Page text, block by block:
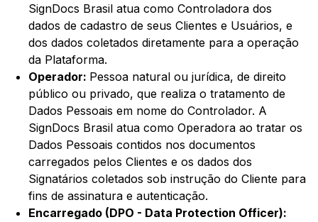
SignDocs Brasil atua como Controladora dos
dados de cadastro de seus Clientes e Usuários, e
dos dados coletados diretamente para a operação
da Plataforma.
Operador: Pessoa natural ou jurídica, de direito
público ou privado, que realiza o tratamento de
Dados Pessoais em nome do Controlador. A
SignDocs Brasil atua como Operadora ao tratar os
Dados Pessoais contidos nos documentos
carregados pelos Clientes e os dados dos
Signatários coletados sob instrução do Cliente para
fins de assinatura e autenticação.
Encarregado (DPO - Data Protection Officer):